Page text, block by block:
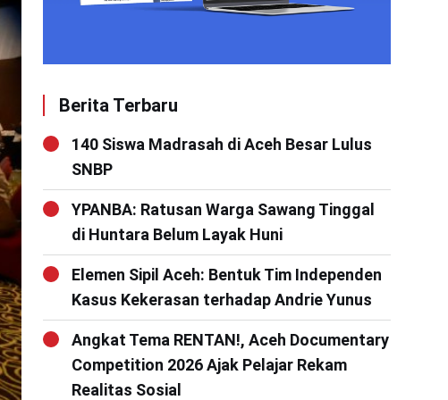
Berita Terbaru
140 Siswa Madrasah di Aceh Besar Lulus
SNBP
YPANBA: Ratusan Warga Sawang Tinggal
di Huntara Belum Layak Huni
Elemen Sipil Aceh: Bentuk Tim Independen
Kasus Kekerasan terhadap Andrie Yunus
Angkat Tema RENTAN!, Aceh Documentary
Competition 2026 Ajak Pelajar Rekam
Realitas Sosial